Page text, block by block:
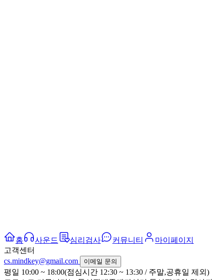
홈 사운드 심리검사 커뮤니티
마이페이지
고객센터
cs.mindkey@gmail.com
이메일 문의
평일 10:00 ~ 18:00(점심시간 12:30 ~ 13:30 / 주말,공휴일 제외)